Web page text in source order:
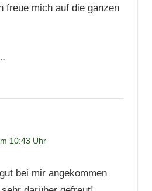
freue mich auf die ganzen
10:43 Uhr
bei mir angekommen